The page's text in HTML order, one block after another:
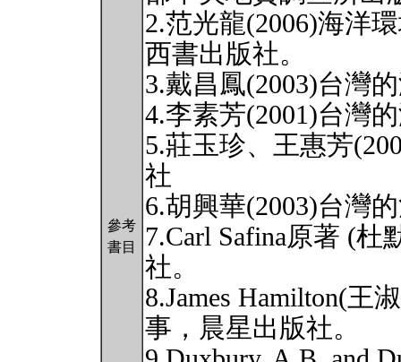
參考
書目
2.范光龍(2006)海洋
西書出版社。
3.戴昌鳳(2003)台灣
4.李素芳(2001)台灣
5.莊玉珍、王惠芳
社
6.胡興華(2003)台灣
7.Carl Safina原著 (
社。
8.James Hamilton(王
事，晨星出版社。